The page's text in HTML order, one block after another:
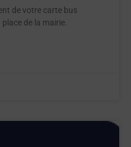
de votre carte bus
de la mairie.